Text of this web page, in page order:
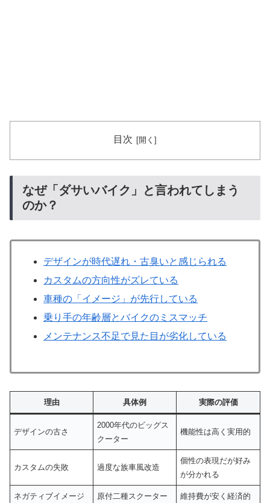
目次
なぜ「ダサいバイク」と言われてしまう
のか？
デザインが時代遅れ・古臭いと感じられる
カスタムの方向性がズレている
車種の「イメージ」が先行している
乗り手の年齢層とバイクのミスマッチ
メンテナンス不足で見た目が劣化している
理由 具体例 実際の評価
デザインの古さ
2000年代のビッグス
クーター
機能性は高く実用的
カスタムの失敗 過度な族車風改造
個性の表現だが好み
が分かれる
ネガティブイメージ 原付二種スクーター 維持費が安く経済的